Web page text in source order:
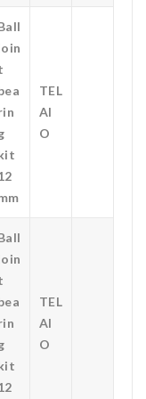
TEL
AI
O
TEL
AI
O